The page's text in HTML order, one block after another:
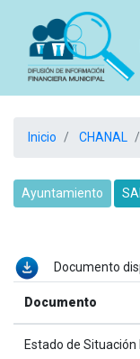
Inicio CHANAL
Ayuntamiento
Documento
Documento
Estado de Situación